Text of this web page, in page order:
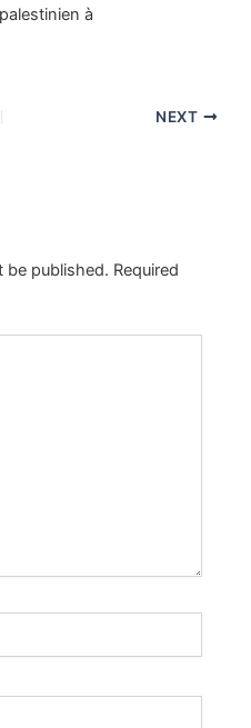
à
NEXT
be published. Required